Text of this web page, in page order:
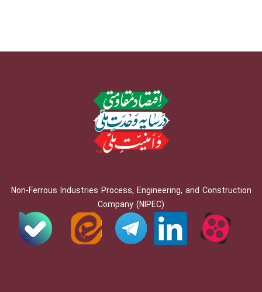
Non-Ferrous Industries Process, Engineering, and Construction
Company (NIPEC)